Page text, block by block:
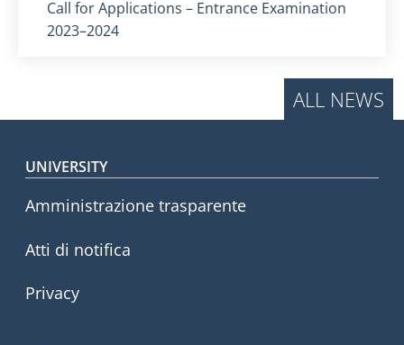
Titolo card:
Call for Applications – Entrance Examination
2023–2024
ALL NEWS
Footer menu
UNIVERSITY
Amministrazione trasparente
Atti di notifica
Privacy